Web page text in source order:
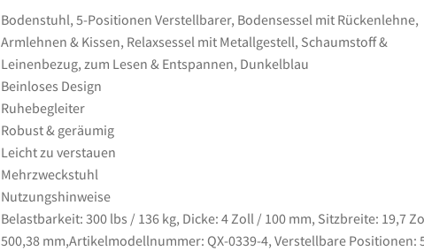
mit
Metallgestell,
Schaumstoff
&
Leinenbezug,
zum
Lesen
&
Entspannen,
Dunkelblau
Menge
Bodenstuhl, 5-Positionen Verstellbarer, Bodensessel mit Rückenlehne,
Armlehnen & Kissen, Relaxsessel mit Metallgestell, Schaumstoff &
Leinenbezug, zum Lesen & Entspannen, Dunkelblau
Beinloses Design
Ruhebegleiter
Robust & geräumig
Leicht zu verstauen
Mehrzweckstuhl
Nutzungshinweise
Belastbarkeit: 300 lbs / 136 kg, Dicke: 4 Zoll / 100 mm, Sitzbreite: 19,7
500,38 mm,Artikelmodellnummer: QX-0339-4, Verstellbare Positionen: